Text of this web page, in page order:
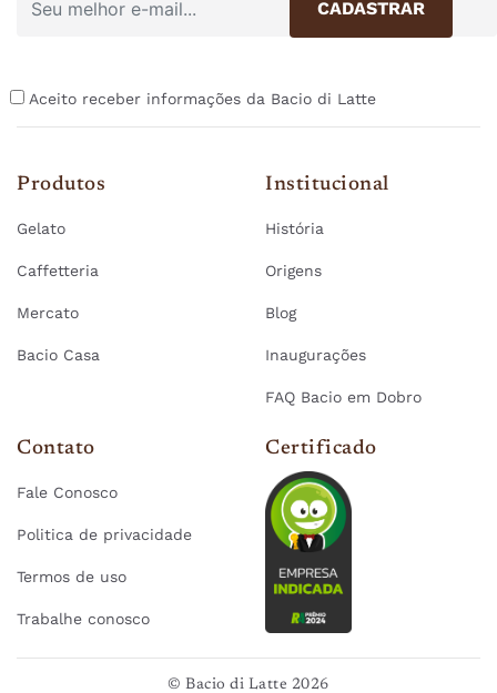
Aceito receber informações da Bacio di Latte
Produtos
Gelato
Caffetteria
Mercato
Bacio Casa
Institucional
História
Origens
Blog
Inaugurações
FAQ Bacio em Dobro
Contato
Fale Conosco
Politica de privacidade
Termos de uso
Trabalhe conosco
Certificado
© Bacio di Latte 2026